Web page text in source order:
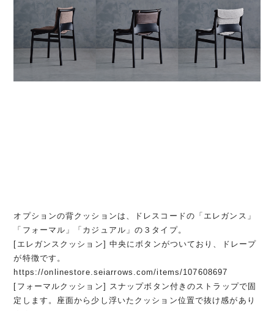
オプションの背クッションは、ドレスコードの「エレガンス」
「フォーマル」「カジュアル」の３タイプ。
[エレガンスクッション] 中央にボタンがついており、ドレープ
が特徴です。
https://onlinestore.seiarrows.com/items/107608697
[フォーマルクッション] スナップボタン付きのストラップで固
定します。座面から少し浮いたクッション位置で抜け感があり